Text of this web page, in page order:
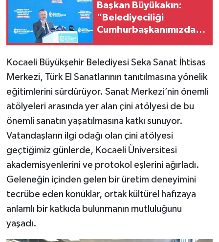
Başkan Büyükakın:
"Belediyeciliği
Cumhurbaşkanımızdan
Kocaeli Büyükşehir Belediyesi Seka Sanat İhtisas
Merkezi, Türk El Sanatlarının tanıtılmasına yönelik
eğitimlerini sürdürüyor. Sanat Merkezi’nin önemli
atölyeleri arasında yer alan çini atölyesi de bu
önemli sanatın yaşatılmasına katkı sunuyor.
Vatandaşların ilgi odağı olan çini atölyesi
geçtiğimiz günlerde, Kocaeli Üniversitesi
akademisyenlerini ve protokol eşlerini ağırladı.
Geleneğin içinden gelen bir üretim deneyimini
tecrübe eden konuklar, ortak kültürel hafızaya
anlamlı bir katkıda bulunmanın mutluluğunu
yaşadı.